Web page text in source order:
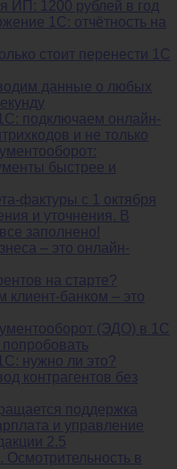
ИП: 1200 рублей в год
1С: отчётность на
стоит перенести 1С
данные о любых
подключаем онлайн-
и не только
быстрее и
фактуры с 1 октября
и уточнения. В
заполнено!
– это онлайн-
на старте?
клиент-банком – это
(ЭДО) в 1С
попробовать
нужно ли это?
контрагентов без
поддержка
и управление
2.5
в